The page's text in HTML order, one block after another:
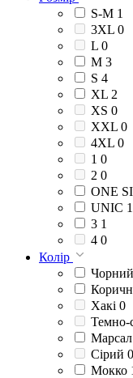
S-M 1
3XL 0
L 0
M 3
S 4
XL 2
XS 0
XXL 0
4XL 0
1 0
2 0
ONE
UNIС 1
3 1
4 0
Колір
Чорний
Хакі 0
Темно-
Марсал
Сірий 0
Мокко